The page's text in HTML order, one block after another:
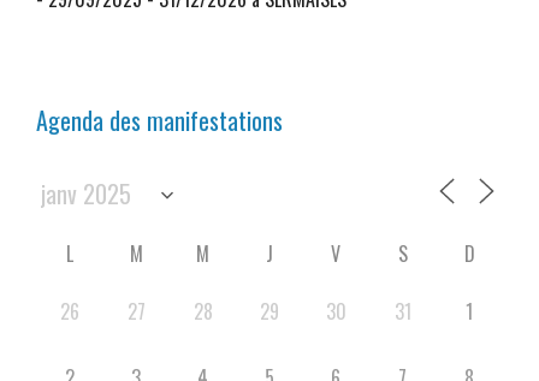
Agenda des manifestations
L M M J V S
D
26
27 28 29 30 31 1